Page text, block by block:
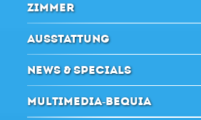
ZIMMER
AUSSTATTUNG
NEWS & SPECIALS
MULTIMEDIA-BEQUIA